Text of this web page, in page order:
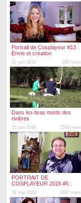
Portrait de Cosplayeur #13 :
Envie et création
21 juin 2016 288 vues
Dans les bras morts des
rivières
15 juin 2016 1569 vues
PORTRAIT DE
COSPLAYEUR 2016 #5 :
Aldarion Cosplay
18 mai 2016 2697 vues